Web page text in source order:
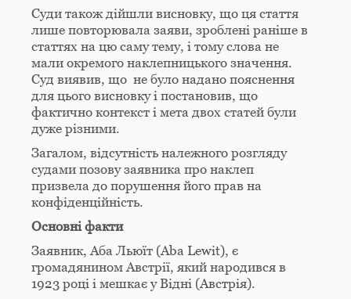
Суди також дійшли висновку, що ця стаття
лише повторювала заяви, зроблені раніше в
статтях на цю саму тему, і тому слова не
мали окремого наклепницького значення.
Суд виявив, що не було надано пояснення
для цього висновку і постановив, що
фактично контекст і мета двох статей були
дуже різними.
Загалом, відсутність належного розгляду
судами позову заявника про наклеп
призвела до порушення його прав на
конфіденційність.
Основні факти
Заявник, Аба Льюїт (Aba Lewit), є
громадянином Австрії, який народився в
1923 році і мешкає у Відні (Австрія).